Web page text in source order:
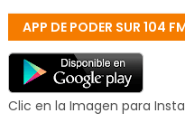
APP DE PODER SUR 104
Clic en la Imagen para